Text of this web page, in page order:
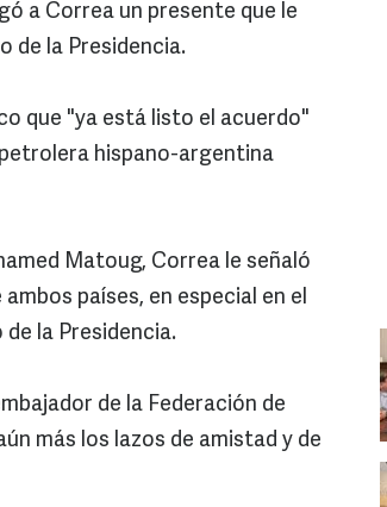
a Correa un presente que le
de la Presidencia.
que "ya está listo el acuerdo"
hispano-argentina
Matoug, Correa le señaló
países, en especial en el
la Presidencia.
de la Federación de
más los lazos de amistad y de